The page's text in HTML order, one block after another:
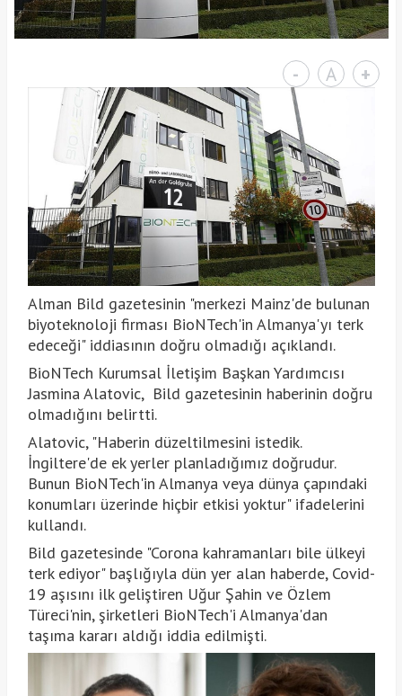
- A +
Alman Bild gazetesinin "merkezi Mainz'de bulunan
biyoteknoloji firması BioNTech'in Almanya'yı terk
edeceği" iddiasının doğru olmadığı açıklandı.
BioNTech Kurumsal İletişim Başkan Yardımcısı
Jasmina Alatovic, Bild gazetesinin haberinin doğru
olmadığını belirtti.
Alatovic, "Haberin düzeltilmesini istedik.
İngiltere'de ek yerler planladığımız doğrudur.
Bunun BioNTech'in Almanya veya dünya çapındaki
konumları üzerinde hiçbir etkisi yoktur" ifadelerini
kullandı.
Bild gazetesinde "Corona kahramanları bile ülkeyi
terk ediyor" başlığıyla dün yer alan haberde, Covid-
19 aşısını ilk geliştiren Uğur Şahin ve Özlem
Türeci'nin, şirketleri BioNTech'i Almanya'dan
taşıma kararı aldığı iddia edilmişti.